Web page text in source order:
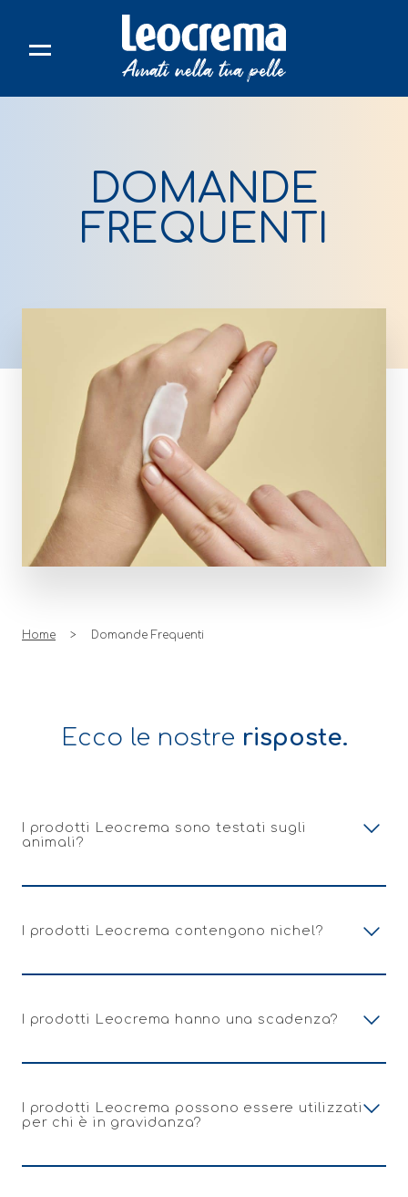
DOMANDE
FREQUENTI
Home Domande Frequenti
Ecco le nostre risposte.
I prodotti Leocrema sono testati sugli
animali?
I prodotti Leocrema contengono nichel?
I prodotti Leocrema hanno una scadenza?
I prodotti Leocrema possono essere utilizzati
per chi è in gravidanza?